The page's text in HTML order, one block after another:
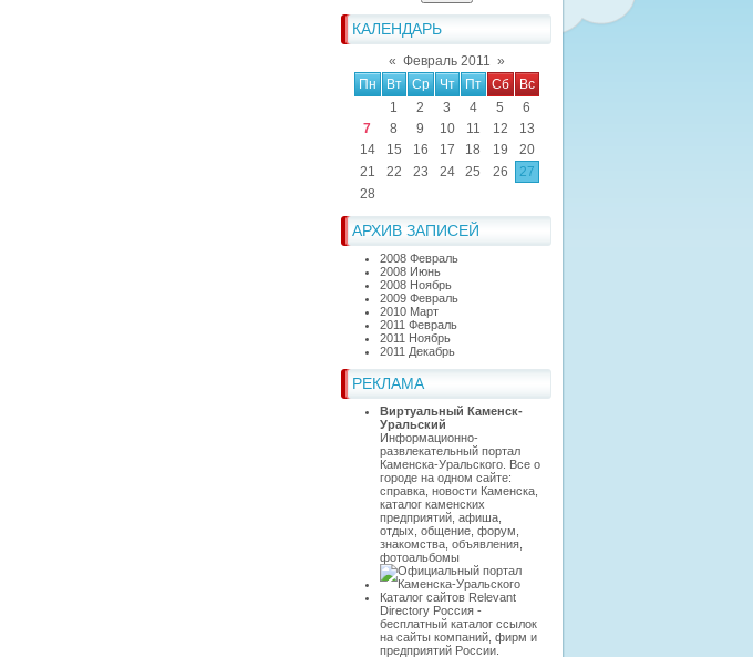
КАЛЕНДАРЬ
« Февраль 2011 »
Пн
Вт Ср Чт Пт Сб
Вс
1
2 3 4 5
6
7
8 9 10 11 12
13
14
15 16 17 18 19
20
21
22 23 24 25 26
27
28
АРХИВ ЗАПИСЕЙ
2008 Февраль
2008 Июнь
2008 Ноябрь
2009 Февраль
2010 Март
2011 Февраль
2011 Ноябрь
2011 Декабрь
РЕКЛАМА
Виртуальный Каменск-
Уральский
Информационно-
развлекательный портал
Каменска-Уральского. Все о
городе на одном сайте:
справка, новости Каменска,
каталог каменских
предприятий, афиша,
отдых, общение, форум,
знакомства, объявления,
фотоальбомы
Каталог сайтов Relevant
Directory Россия -
бесплатный каталог ссылок
на сайты компаний, фирм и
предприятий России.